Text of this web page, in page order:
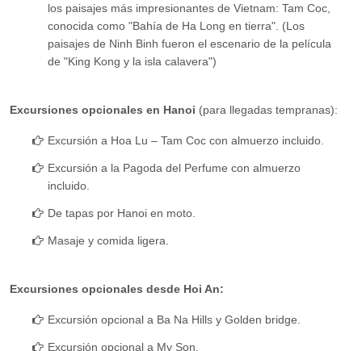
los paisajes más impresionantes de Vietnam: Tam Coc,
conocida como "Bahía de Ha Long en tierra". (Los
paisajes de Ninh Binh fueron el escenario de la película
de "King Kong y la isla calavera")
Excursiones opcionales en Hanoi (para llegadas tempranas):
Excursión a Hoa Lu – Tam Coc con almuerzo incluido.
Excursión a la Pagoda del Perfume con almuerzo
incluido.
De tapas por Hanoi en moto.
Masaje y comida ligera.
Excursiones opcionales desde Hoi An:
Excursión opcional a Ba Na Hills y Golden bridge.
Excursión opcional a My Son.